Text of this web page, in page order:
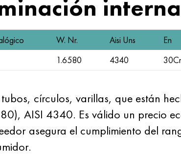
W. Nr. Aisi Uns En
1.6580 4340
círculos, varillas, que están
AISI 4340. Es válido un precio
asegura el cumplimiento del